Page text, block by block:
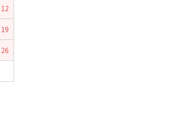
12
19
26